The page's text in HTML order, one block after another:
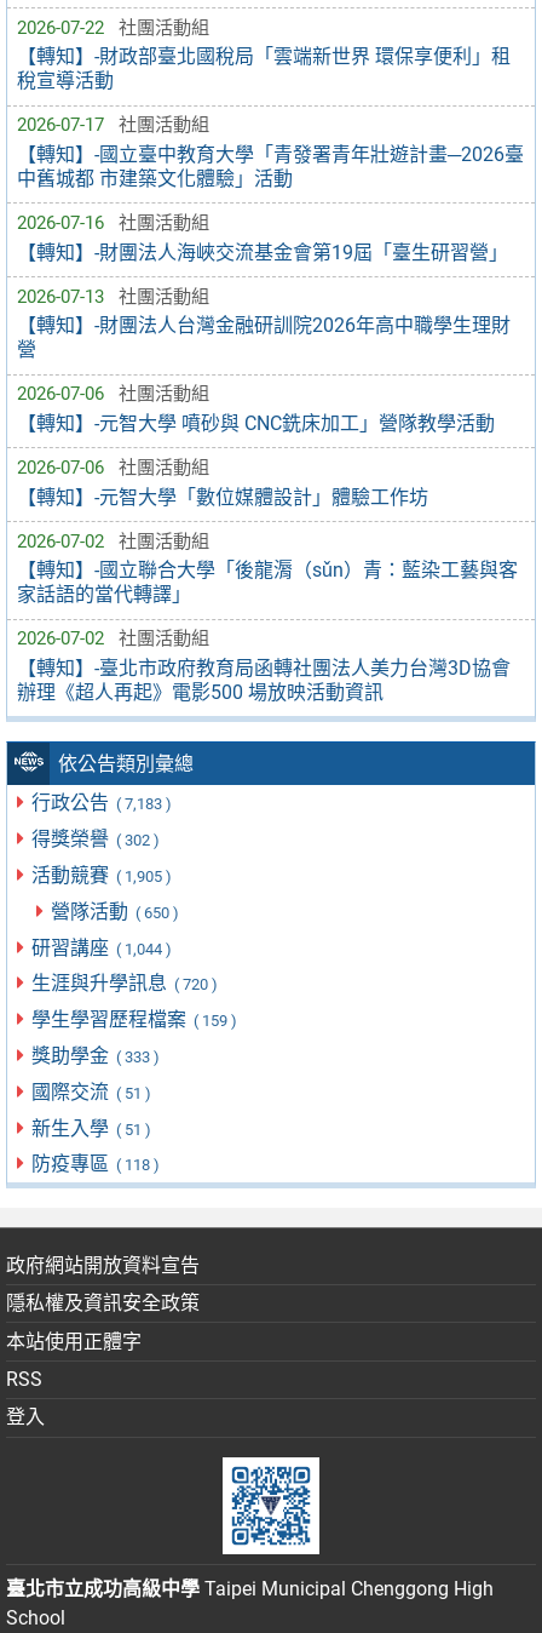
2026-07-22 社團活動組
【轉知】-財政部臺北國稅局「雲端新世界 環保享便利」租
稅宣導活動
2026-07-17 社團活動組
【轉知】-國立臺中教育大學「青發署青年壯遊計畫─2026臺
中舊城都 市建築文化體驗」活動
2026-07-16 社團活動組
【轉知】-財團法人海峽交流基金會第19屆「臺生研習營」
2026-07-13 社團活動組
【轉知】-財團法人台灣金融研訓院2026年高中職學生理財
營
2026-07-06 社團活動組
【轉知】-元智大學 噴砂與 CNC銑床加工」營隊教學活動
2026-07-06 社團活動組
【轉知】-元智大學「數位媒體設計」體驗工作坊
2026-07-02 社團活動組
【轉知】-國立聯合大學「後龍漘（sǔn）青：藍染工藝與客
家話語的當代轉譯」
2026-07-02 社團活動組
【轉知】-臺北市政府教育局函轉社團法人美力台灣3D協會
辦理《超人再起》電影500 場放映活動資訊
依公告類別彙總
行政公告 ( 7,183 )
得獎榮譽 ( 302 )
活動競賽 ( 1,905 )
營隊活動 ( 650 )
研習講座 ( 1,044 )
生涯與升學訊息 ( 720 )
學生學習歷程檔案 ( 159 )
獎助學金 ( 333 )
國際交流 ( 51 )
新生入學 ( 51 )
防疫專區 ( 118 )
政府網站開放資料宣告
隱私權及資訊安全政策
本站使用正體字
RSS
登入
臺北市立成功高級中學 Taipei Municipal Chenggong High
School